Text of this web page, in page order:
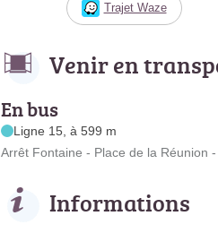
Trajet Waze
Venir en
En bus
Ligne 15, à 599 m
Arrêt Fontaine - Place de la Réunion
Informations